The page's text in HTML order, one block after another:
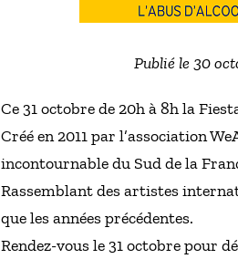
Publié le 30
Ce 31 octobre de 20h à 8h la
Créé en 2011 par l’association
incontournable du Sud de la
Rassemblant des artistes
que les années précédentes.
Rendez-vous le 31 octobre pour